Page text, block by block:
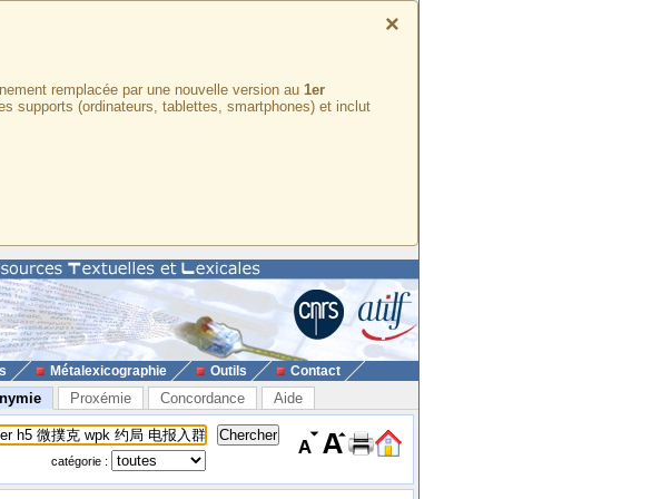
×
remplacée par une nouvelle version au 1er
supports (ordinateurs, tablettes, smartphones) et inclut
Métalexicographie Outils Contact
Proxémie Concordance Aide
catégorie :